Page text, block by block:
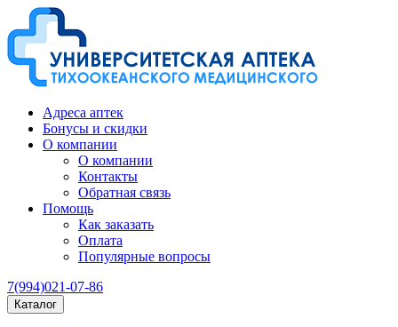
Адреса аптек
Бонусы и скидки
О компании
О компании
Контакты
Обратная связь
Помощь
Как заказать
Оплата
Популярные вопросы
7(994)021-07-86
Каталог